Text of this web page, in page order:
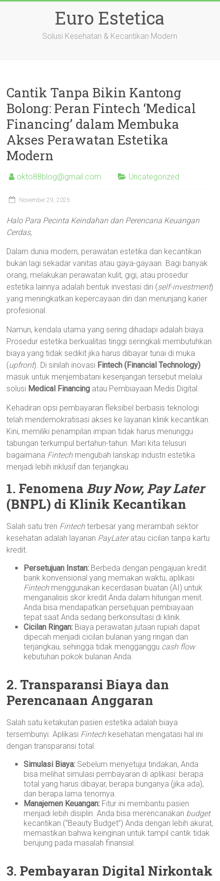
Euro Estetica
Solusi Kesehatan & Kecantikan Modern
Cantik Tanpa Bikin Kantong
Bolong: Peran Fintech ‘Medical
Financing’ dalam Membuka
Akses Perawatan Estetika
Modern
okto88blog@gmail.com Uncategorized
November 29, 2025
Halo Para Pecinta Keindahan dan Perencana Keuangan
Cerdas,
Dalam dunia modern, perawatan estetika dan kecantikan
bukan lagi sekadar vanitas atau gaya-gayaan. Bagi banyak
orang, melakukan perawatan kulit, gigi, atau prosedur
estetika lainnya adalah bentuk investasi diri (self-investment)
yang meningkatkan kepercayaan diri dan menunjang karier
profesional.
Namun, kendala utama yang sering dihadapi adalah biaya.
Prosedur estetika berkualitas tinggi seringkali membutuhkan
biaya yang tidak sedikit jika harus dibayar tunai di muka
(upfront). Di sinilah inovasi Fintech (Financial Technology)
masuk untuk menjembatani kesenjangan tersebut melalui
solusi Medical Financing atau Pembiayaan Medis Digital.
Kehadiran opsi pembayaran fleksibel berbasis teknologi
telah mendemokratisasi akses ke layanan klinik kecantikan.
Kini, memiliki penampilan impian tidak harus menunggu
tabungan terkumpul bertahun-tahun. Mari kita telusuri
bagaimana Fintech mengubah lanskap industri estetika
menjadi lebih inklusif dan terjangkau.
1. FenomenaBuy Now, Pay Later
(BNPL) di Klinik Kecantikan
Salah satu tren Fintech terbesar yang merambah sektor
kesehatan adalah layanan PayLateratau cicilan tanpa kartu
kredit.
Persetujuan Instan: Berbeda dengan pengajuan kredit
bank konvensional yang memakan waktu, aplikasi
Fintech menggunakan kecerdasan buatan (AI) untuk
menganalisis skor kredit Anda dalam hitungan menit.
Anda bisa mendapatkan persetujuan pembiayaan
tepat saat Anda sedang berkonsultasi di klinik.
Cicilan Ringan: Biaya perawatan jutaan rupiah dapat
dipecah menjadi cicilan bulanan yang ringan dan
terjangkau, sehingga tidak mengganggu cash flow
kebutuhan pokok bulanan Anda.
2. Transparansi Biaya dan
Perencanaan Anggaran
Salah satu ketakutan pasien estetika adalah biaya
tersembunyi. Aplikasi Fintech kesehatan mengatasi hal ini
dengan transparansi total.
Simulasi Biaya: Sebelum menyetujui tindakan, Anda
bisa melihat simulasi pembayaran di aplikasi: berapa
total yang harus dibayar, berapa bunganya (jika ada),
dan berapa lama tenornya.
Manajemen Keuangan: Fitur ini membantu pasien
menjadi lebih disiplin. Anda bisa merencanakan budget
kecantikan (“Beauty Budget”) Anda dengan lebih akurat,
memastikan bahwa keinginan untuk tampil cantik tidak
berujung pada masalah finansial.
3. Pembayaran Digital Nirkontak